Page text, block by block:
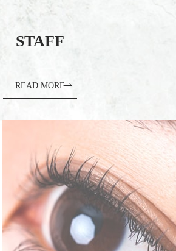
STAFF
READ MORE